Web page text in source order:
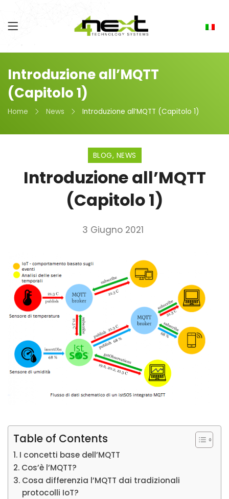
Introduzione all’MQTT
(Capitolo 1)
Home News Introduzione all’MQTT (Capitolo 1)
BLOG, NEWS
Introduzione all’MQTT
(Capitolo 1)
3 Giugno 2021
Table of Contents
I concetti base dell’MQTT
Cos’è l’MQTT?
Cosa differenzia l’MQTT dai tradizionali
protocolli IoT?